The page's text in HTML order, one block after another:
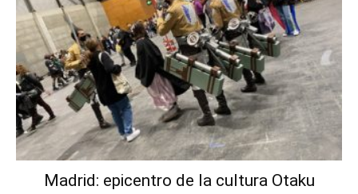
Madrid: epicentro de la cultura Otaku